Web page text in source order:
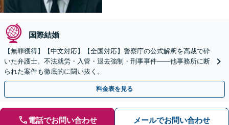
国際結婚
【無罪獲得】【中文対応】【全国対応】警察庁の公式解釈を高裁で砕
いた弁護士。不法就労・入管・退去強制・刑事事件——他事務所に断
られた案件も徹底的に闘い抜く。
料金表を見る
電話でお問い合わせ メールでお問い合わせ